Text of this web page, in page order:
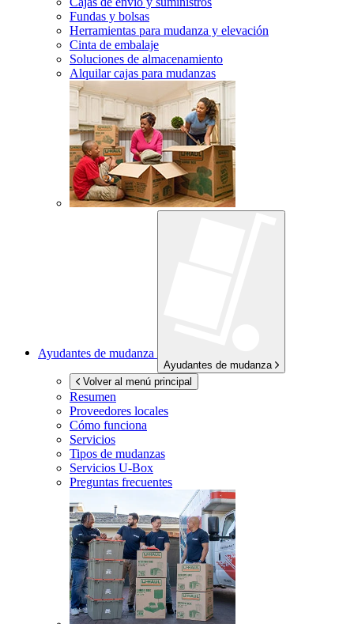
Fundas y bolsas
Herramientas para mudanza y elevación
Cinta de embalaje
Soluciones de almacenamiento
Alquilar cajas para mudanzas
Ayudantes de mudanza
Ayudantes de mudanza
Volver al menú principal
Resumen
Proveedores locales
Cómo funciona
Servicios
Tipos de mudanzas
Servicios U-Box
Preguntas frecuentes